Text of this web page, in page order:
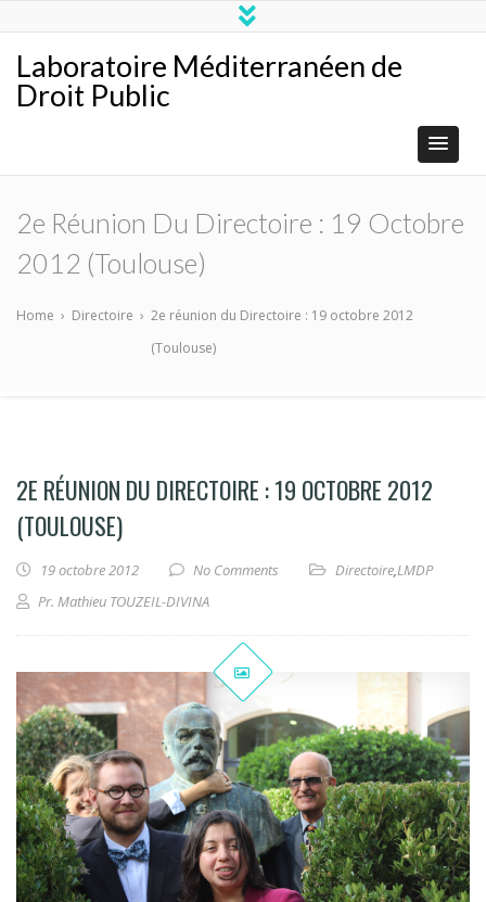
Laboratoire Méditerranéen de
Droit Public
2e Réunion Du Directoire : 19 Octobre
2012 (Toulouse)
Home › Directoire › 2e réunion du Directoire : 19 octobre 2012
(Toulouse)
2E RÉUNION DU DIRECTOIRE : 19 OCTOBRE 2012
(TOULOUSE)
19 octobre 2012 No Comments Directoire,LMDP
Pr. Mathieu TOUZEIL-DIVINA